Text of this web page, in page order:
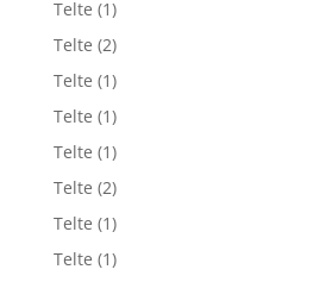
Telte (1)
Telte (2)
Telte (1)
Telte (1)
Telte (1)
Telte (2)
Telte (1)
Telte (1)